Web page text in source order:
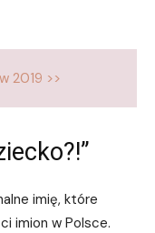
2019 >>
imię, które
imion w Polsce.